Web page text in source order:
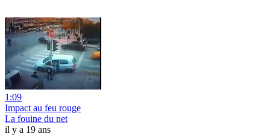
1:09
Impact au feu rouge
La fouine du net
il y a 19 ans